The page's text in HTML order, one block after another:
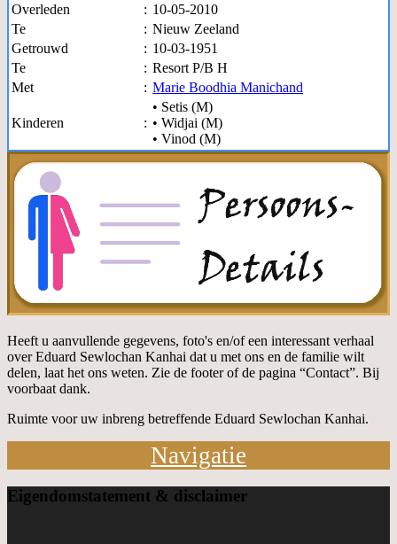
Overleden
: 10-05-2010
Te
: Nieuw Zeeland
Getrouwd
: 10-03-1951
Te
: Resort P/B H
Met
: Marie Boodhia Manichand
Kinderen :
• Setis (M)
• Widjai (M)
• Vinod (M)
Heeft u aanvullende gegevens, foto's en/of een interessant verhaal
over Eduard Sewlochan Kanhai dat u met ons en de familie wilt
delen, laat het ons weten. Zie de footer of de pagina “Contact”. Bij
voorbaat dank.
Ruimte voor uw inbreng betreffende Eduard Sewlochan Kanhai.
Navigatie
Eigendomstatement & disclaimer